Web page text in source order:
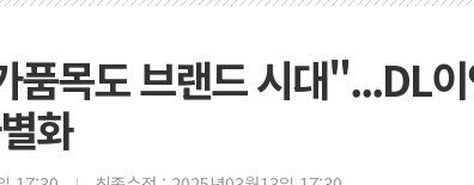
품목도 브랜드 시대"...DL
화